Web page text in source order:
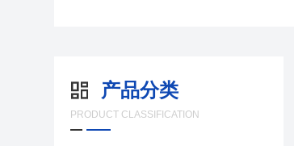
产品分类
PRODUCT CLASSIFICATION